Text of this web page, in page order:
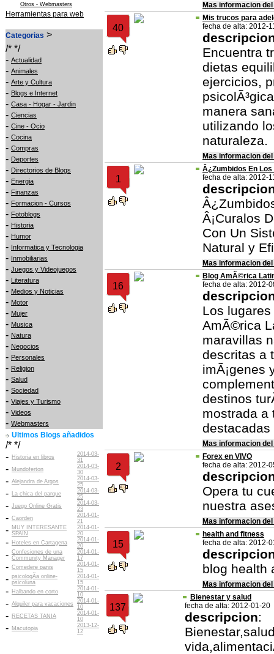
Otros - Webmasters
Herramientas para web
Categorias >
/* */
- Actualidad
- Animales
- Arte y Cultura
- Blogs e Internet
- Casa - Hogar - Jardin
- Ciencias
- Cine - Ocio
- Cocina
- Compras
- Deportes
- Directorios de Blogs
- Energia
- Finanzas
- Formacion - Cursos
- Fotoblogs
- Historia
- Humor
- Informatica y Tecnologia
- Inmobiliarias
- Juegos y Videojuegos
- Literatura
- Medios y Noticias
- Motor
- Mujer
- Musica
- Natura
- Negocios
- Personales
- Religion
- Salud
- Sociedad
- Viajes y Turismo
- Videos
- Webmasters
Ultimos Blogs añadidos
/* */
- Historia en libros
2014-03-
31
- Mundoferton
2014-03-
30
- Alejandra de Argos
2014-03-
25
- La chica del parque
2014-03-
25
- Juego Online Gratis
2014-03-
23
- Caorden
2014-01-
21
- MUY INTERESANTE
SPAIN
2014-01-
20
- Hoteles en Cartagena
2014-01-
20
- Confesiones de una
Community Manager
2014-01-
17
- Comedere panis
2014-01-
15
- psicologÃ­a online-
psicoluna
2014-01-
15
- Halbando en corto
2014-01-
10
- Alquiler para vacaciones
2014-01-
10
- RECETAS TANIA
2014-01-
10
- Macutopia
2013-12-
12
Mas informacion
40
Mis trucos para
fecha de alta: 2012-
Encuentra
dietas
ejercicios,
manera
utilizando
naturaleza.
Mas informacion
1
Â¿Zumbidos En Los
fecha de alta: 2012-
Â¡Curalos
Con Un
Natural y
Mas informacion
16
Blog AmÃ©rica
fecha de alta: 2012-
Los lugares
AmÃ©rica
maravillas
descritas a
imÃ¡genes
destinos
mostrada a
destacadas
Mas informacion
2
Forex en VIVO
fecha de alta: 2012-
Opera tu
nuestra
Mas informacion
15
health and fitness
fecha de alta: 2012-
blog health
Mas informacion
137
Bienestar y salud
fecha de alta: 2012-01-20
descripcion: